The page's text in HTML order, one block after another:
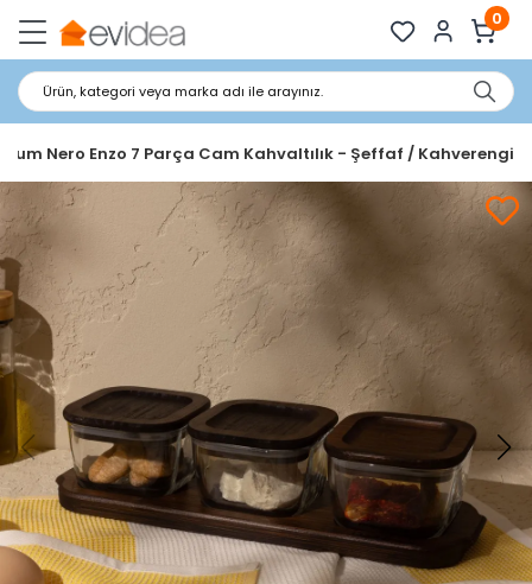
0
Ürün, kategori veya marka adı ile arayınız.
Nero Enzo 7 Parça Cam Kahvaltılık - Şeffaf / Kahverengi